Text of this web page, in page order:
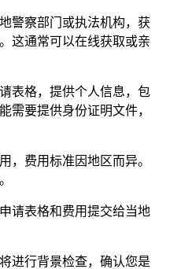
警察部门或执法机构，获
这通常可以在线获取或亲
表格，提供个人信息，包
需要提供身份证明文件，
，费用标准因地区而异。
请表格和费用提交给当地
进行背景检查，确认您是